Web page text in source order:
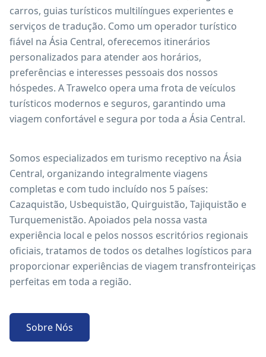
carros, guias turísticos multilíngues experientes e
serviços de tradução. Como um operador turístico
fiável na Ásia Central, oferecemos itinerários
personalizados para atender aos horários,
preferências e interesses pessoais dos nossos
hóspedes. A Trawelco opera uma frota de veículos
turísticos modernos e seguros, garantindo uma
viagem confortável e segura por toda a Ásia Central.
Somos especializados em turismo receptivo na Ásia
Central, organizando integralmente viagens
completas e com tudo incluído nos 5 países:
Cazaquistão, Usbequistão, Quirguistão, Tajiquistão e
Turquemenistão. Apoiados pela nossa vasta
experiência local e pelos nossos escritórios regionais
oficiais, tratamos de todos os detalhes logísticos para
proporcionar experiências de viagem transfronteiriças
perfeitas em toda a região.
Sobre Nós